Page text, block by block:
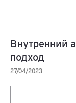
Внутренний
подход
27/04/2023